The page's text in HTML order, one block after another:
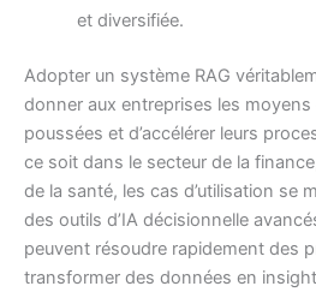
et diversifiée.
Adopter un système RAG
donner aux entreprises les moyens
poussées et d’accélérer leurs
ce soit dans le secteur de la
de la santé, les cas d’utilisation se
des outils d’IA décisionnelle
peuvent résoudre rapidement des
transformer des données en